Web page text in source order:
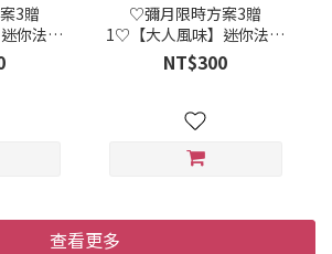
3贈
你法蘭
♡彌月限時方案3贈
1♡【大人風味】迷你法蘭
酥(12入)紙盒
NT$300
查看更多